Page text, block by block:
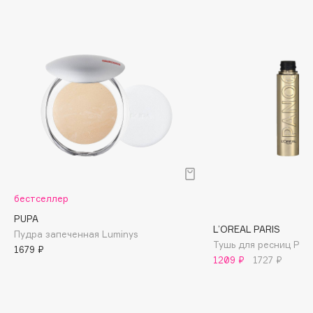
Boadicea The Victorious
Bobbi Brown
BOOMSHOP
Bvlgari
by TERRY
BY WISHTREND
бестселлер
PUPA
Пудра запеченная Luminys
1679 ₽
L’OREAL PARIS
Тушь для ресниц
1209 ₽
1727 ₽